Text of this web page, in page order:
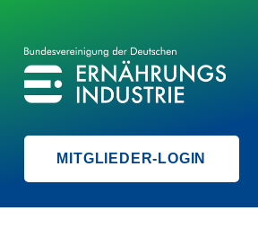
BVE
BUNDESVEREINIGUNG DER ERNÄHRUNGSINDUSTRIE
MITGLIEDER-LOGIN